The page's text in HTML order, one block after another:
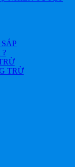
?
TRỪ